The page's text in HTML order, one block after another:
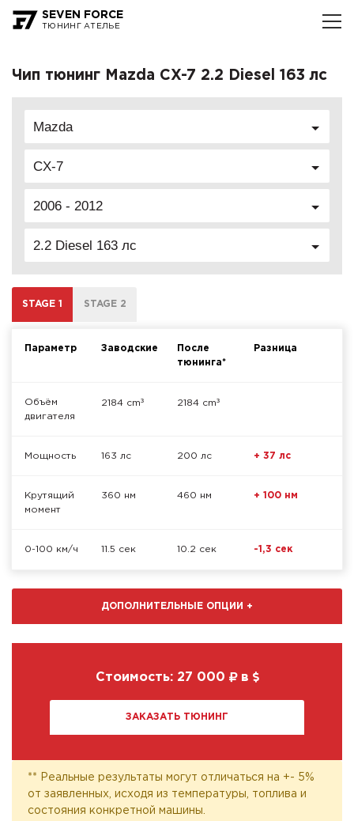
SEVEN FORCE
ТЮНИНГ АТЕЛЬЕ
Чип тюнинг Mazda CX-7 2.2 Diesel 163 лс
Mazda
CX-7
2006 - 2012
2.2 Diesel 163 лс
STAGE 1 STAGE 2
Параметр Заводские
После
тюнинга*
Разница
Объём
двигателя
2184 cm³ 2184 cm³
Мощность 163 лс 200 лс + 37 лс
Крутящий
момент
360 нм 460 нм + 100 нм
0-100 км/ч 11.5 сек 10.2 сек -1,3 сек
ДОПОЛНИТЕЛЬНЫЕ ОПЦИИ +
Стоимость: 27 000 в
ЗАКАЗАТЬ ТЮНИНГ
** Реальные результаты могут отличаться на +- 5%
от заявленных, исходя из температуры, топлива и
состояния конкретной машины.